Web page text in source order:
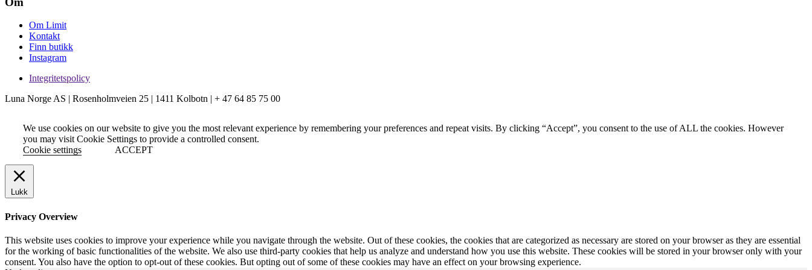
Om Limit
Kontakt
Finn butikk
Instagram
Integritetspolicy
Luna Norge AS | Rosenholmveien 25 | 1411 Kolbotn | + 47 64 85 75 00
We use cookies on our website to give you the most relevant experience by remembering your preferences and repeat visits. By clicking “Accept”, you consent to the use of ALL the cookies. However
you may visit Cookie Settings to provide a controlled consent.
Cookie settings
ACCEPT
Lukk
Privacy Overview
This website uses cookies to improve your experience while you navigate through the website. Out of these cookies, the cookies that are categorized as necessary are stored on your browser as they are essential
for the working of basic functionalities of the website. We also use third-party cookies that help us analyze and understand how you use this website. These cookies will be stored in your browser only with your
consent. You also have the option to opt-out of these cookies. But opting out of some of these cookies may have an effect on your browsing experience.